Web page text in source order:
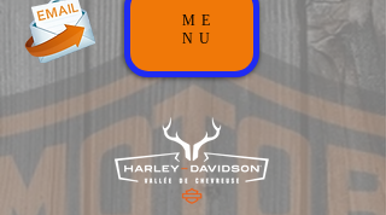
ME
NU